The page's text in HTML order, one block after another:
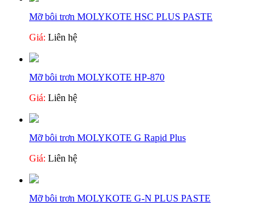
Mỡ bôi trơn MOLYKOTE HSC PLUS PASTE
Giá: Liên hệ
Mỡ bôi trơn MOLYKOTE HP-870
Giá: Liên hệ
Mỡ bôi trơn MOLYKOTE G Rapid Plus
Giá: Liên hệ
Mỡ bôi trơn MOLYKOTE G-N PLUS PASTE